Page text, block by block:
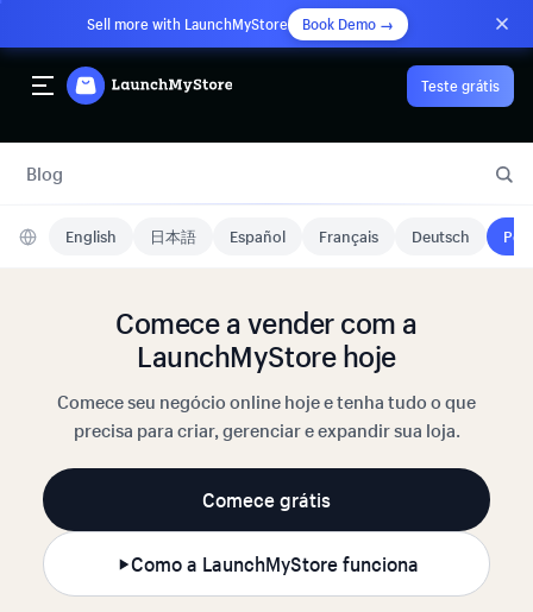
Sell more with LaunchMyStore Book Demo →
Teste grátis
Blog
English 日本語 Español Français Deutsch
Comece a vender com a
LaunchMyStore hoje
Comece seu negócio online hoje e tenha tudo o que
precisa para criar, gerenciar e expandir sua loja.
Comece grátis
Como a LaunchMyStore funciona